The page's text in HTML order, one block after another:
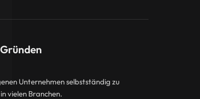
Unternehmen selbstständig zu
vielen Branchen.